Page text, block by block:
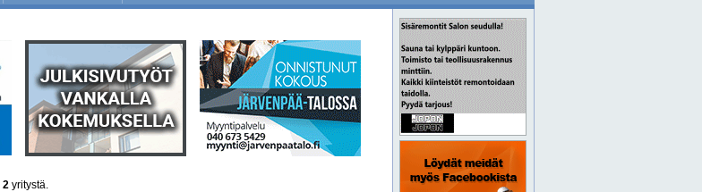
2 yritystä.